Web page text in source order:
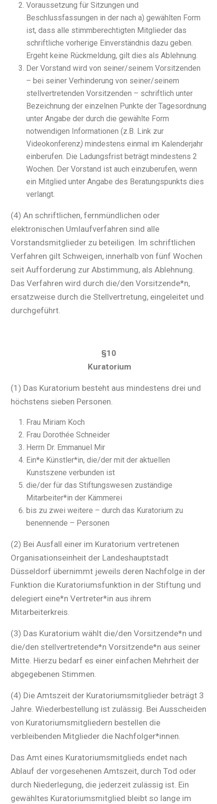
Voraussetzung für Sitzungen und
Beschlussfassungen in der nach a) gewählten Form
ist, dass alle stimmberechtigten Mitglieder das
schriftliche vorherige Einverständnis dazu geben.
Ergeht keine Rückmeldung, gilt dies als Ablehnung.
Der Vorstand wird von seiner/seinem Vorsitzenden
– bei seiner Verhinderung von seiner/seinem
stellvertretenden Vorsitzenden – schriftlich unter
Bezeichnung der einzelnen Punkte der Tagesordnung
unter Angabe der durch die gewählte Form
notwendigen Informationen (z.B. Link zur
Videokonferenz) mindestens einmal im Kalenderjahr
einberufen. Die Ladungsfrist beträgt mindestens 2
Wochen. Der Vorstand ist auch einzuberufen, wenn
ein Mitglied unter Angabe des Beratungspunkts dies
verlangt.
(4) An schriftlichen, fernmündlichen oder
elektronischen Umlaufverfahren sind alle
Vorstandsmitglieder zu beteiligen. Im schriftlichen
Verfahren gilt Schweigen, innerhalb von fünf Wochen
seit Aufforderung zur Abstimmung, als Ablehnung.
Das Verfahren wird durch die/den Vorsitzende*n,
ersatzweise durch die Stellvertretung, eingeleitet und
durchgeführt.
§10
Kuratorium
(1) Das Kuratorium besteht aus mindestens drei und
höchstens sieben Personen.
Frau Miriam Koch
Frau Dorothée Schneider
Herrn Dr. Emmanuel Mir
Ein*e Künstler*in, die/der mit der aktuellen
Kunstszene verbunden ist
die/der für das Stiftungswesen zuständige
Mitarbeiter*in der Kämmerei
bis zu zwei weitere – durch das Kuratorium zu
benennende – Personen
(2) Bei Ausfall einer im Kuratorium vertretenen
Organisationseinheit der Landeshauptstadt
Düsseldorf übernimmt jeweils deren Nachfolge in der
Funktion die Kuratoriumsfunktion in der Stiftung und
delegiert eine*n Vertreter*in aus ihrem
Mitarbeiterkreis.
(3) Das Kuratorium wählt die/den Vorsitzende*n und
die/den stellvertretende*n Vorsitzende*n aus seiner
Mitte. Hierzu bedarf es einer einfachen Mehrheit der
abgegebenen Stimmen.
(4) Die Amtszeit der Kuratoriumsmitglieder beträgt 3
Jahre. Wiederbestellung ist zulässig. Bei Ausscheiden
von Kuratoriumsmitgliedern bestellen die
verbleibenden Mitglieder die Nachfolger*innen.
Das Amt eines Kuratoriumsmitglieds endet nach
Ablauf der vorgesehenen Amtszeit, durch Tod oder
durch Niederlegung, die jederzeit zulässig ist. Ein
gewähltes Kuratoriumsmitglied bleibt so lange im